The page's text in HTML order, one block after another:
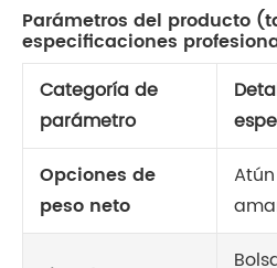
Parámetros del producto
especificaciones
Categoría de
parámetro
Opciones de
peso neto